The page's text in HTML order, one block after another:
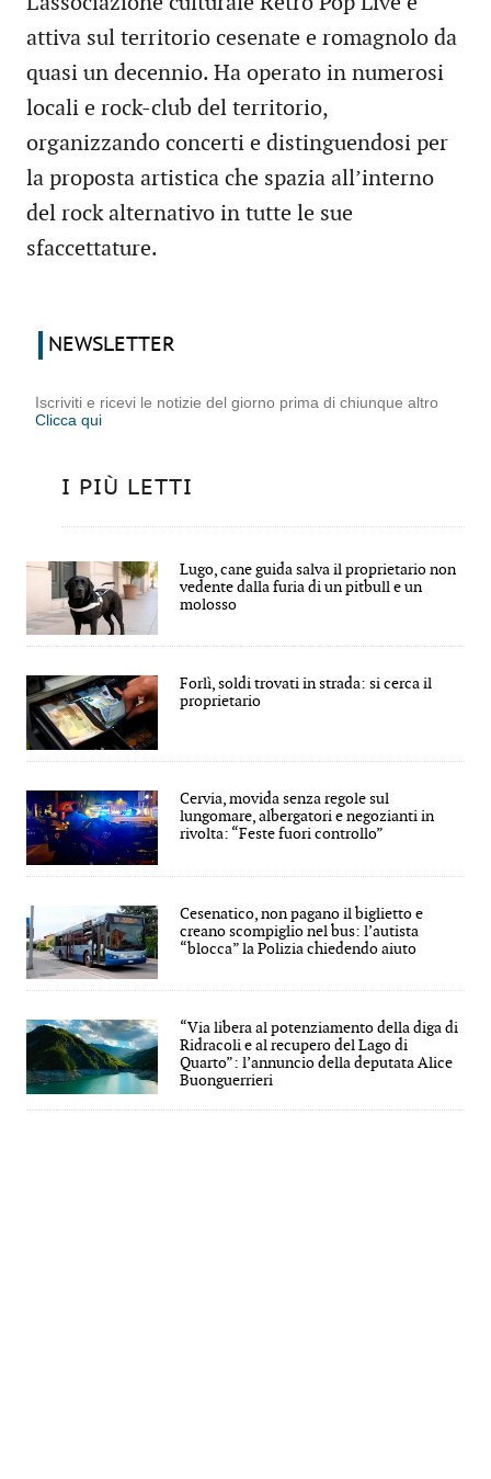
attiva sul territorio cesenate e romagnolo da
quasi un decennio. Ha operato in numerosi
locali e rock-club del territorio,
organizzando concerti e distinguendosi per
la proposta artistica che spazia all’interno
del rock alternativo in tutte le sue
sfaccettature.
NEWSLETTER
Iscriviti e ricevi le notizie del giorno prima di chiunque altro
Clicca qui
I PIÙ LETTI
Lugo, cane guida salva il proprietario non
vedente dalla furia di un pitbull e un
molosso
Forlì, soldi trovati in strada: si cerca il
proprietario
Cervia, movida senza regole sul
lungomare, albergatori e negozianti in
rivolta: “Feste fuori controllo”
Cesenatico, non pagano il biglietto e
creano scompiglio nel bus: l’autista
“blocca” la Polizia chiedendo aiuto
“Via libera al potenziamento della diga di
Ridracoli e al recupero del Lago di
Quarto”: l’annuncio della deputata Alice
Buonguerrieri